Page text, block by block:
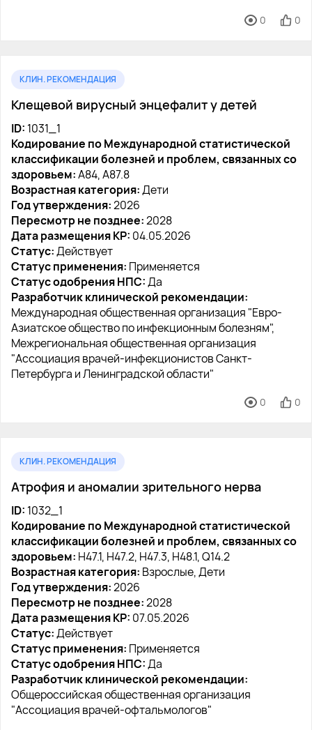
0 0
КЛИН. РЕКОМЕНДАЦИЯ
Клещевой вирусный энцефалит у детей
ID: 1031_1
Кодирование по Международной статистической
классификации болезней и проблем, связанных со
здоровьем:A84, A87.8
Возрастная категория:Дети
Год утверждения:2026
Пересмотр не позднее:2028
Дата размещения КР: 04.05.2026
Статус:Действует
Статус применения: Применяется
Статус одобрения НПС:Да
Разработчик клинической рекомендации:
Международная общественная организация "Евро-
Азиатское общество по инфекционным болезням",
Межрегиональная общественная организация
"Ассоциация врачей-инфекционистов Санкт-
Петербурга и Ленинградской области"
0 0
КЛИН. РЕКОМЕНДАЦИЯ
Атрофия и аномалии зрительного нерва
ID: 1032_1
Кодирование по Международной статистической
классификации болезней и проблем, связанных со
здоровьем: H47.1, H47.2, H47.3, H48.1, Q14.2
Возрастная категория: Взрослые, Дети
Год утверждения:2026
Пересмотр не позднее:2028
Дата размещения КР: 07.05.2026
Статус:Действует
Статус применения: Применяется
Статус одобрения НПС:Да
Разработчик клинической рекомендации:
Общероссийская общественная организация
"Ассоциация врачей-офтальмологов"